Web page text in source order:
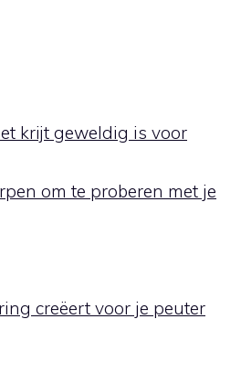
krijt geweldig is voor
om te proberen met je
creëert voor je peuter